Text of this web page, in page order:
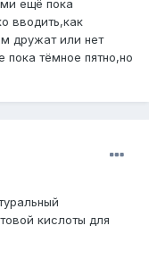
ещё пока
вводить,как
дружат или нет
тёмное пятно,но
кислоты для